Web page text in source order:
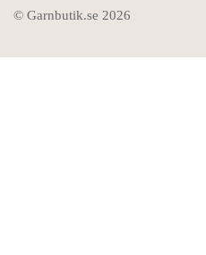
© Garnbutik.se 2026